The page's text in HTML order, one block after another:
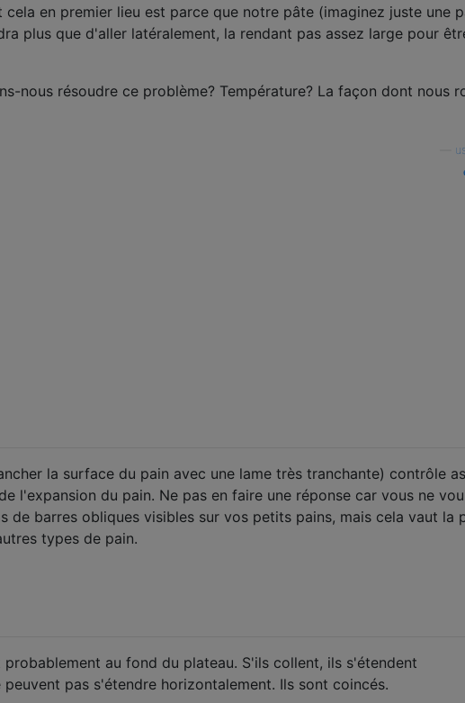
cela en premier lieu est parce que notre pâte (imaginez juste une
plus que d'aller latéralement, la rendant pas assez large pour
nous résoudre ce problème? Température? La façon dont nous
la surface du pain avec une lame très tranchante) contrôle
l'expansion du pain. Ne pas en faire une réponse car vous ne
de barres obliques visibles sur vos petits pains, mais cela vaut la
types de pain.
au fond du plateau. S'ils collent, ils s'étendent
pas s'étendre horizontalement. Ils sont coincés.